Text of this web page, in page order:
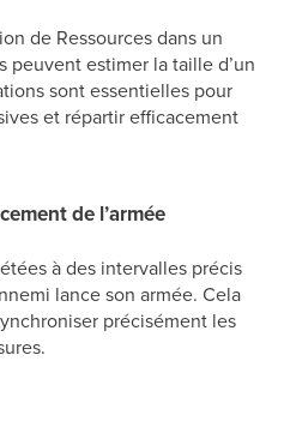
de Ressources dans un
estimer la taille d’un
sont essentielles pour
et répartir efficacement
de l’armée
à des intervalles précis
lance son armée. Cela
précisément les